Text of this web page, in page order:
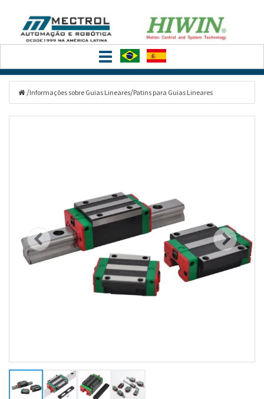
Toggle
navigation
/Informações sobre Guias Lineares/Patins para Guias Lineares
Filtrar
Categorias